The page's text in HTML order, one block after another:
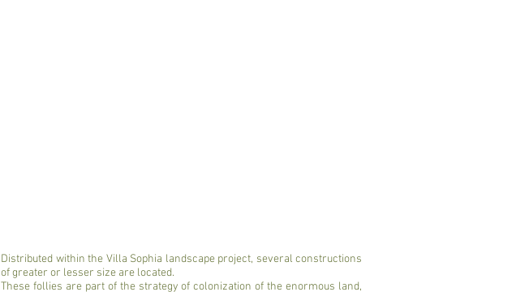
Distributed within the Villa Sophia landscape project, several constructions
of greater or lesser size are located.
These follies are part of the strategy of colonization of the enormous land,